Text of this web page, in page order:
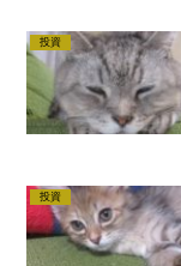
投資
投資